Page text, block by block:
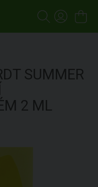
SUMMER
2 ML